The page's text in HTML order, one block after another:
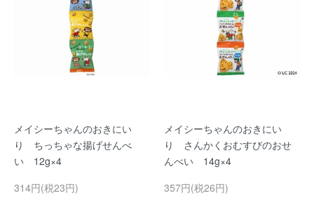
メイシーちゃんのおきにい
り ちっちゃな揚げせんべ
い 12g×4
314円(税23円)
メイシーちゃんのおきにい
り さんかくおむすびのおせ
んべい 14g×4
357円(税26円)